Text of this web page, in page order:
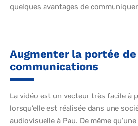
quelques avantages de
Augmenter la portée de
communications
La vidéo est un vecteur très facile à
lorsqu’elle est réalisée dans une
audiovisuelle à Pau. De même